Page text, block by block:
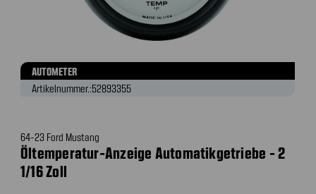
AUTOMETER
Artikelnummer.:52893355
64-23 Ford Mustang
Öltemperatur-Anzeige Automatikgetriebe - 2
1/16 Zoll